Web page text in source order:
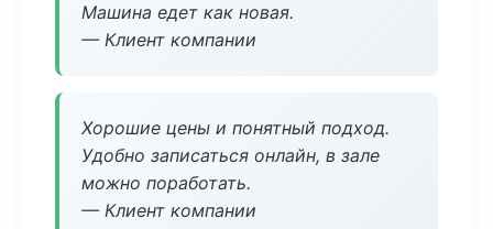
Машина едет как новая.
— Клиент компании
Хорошие цены и понятный подход.
Удобно записаться онлайн, в зале
можно поработать.
— Клиент компании